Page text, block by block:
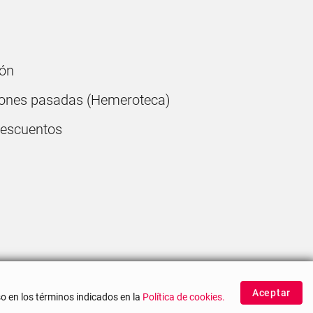
pasadas (Hemeroteca)
en los términos indicados en la Política de cookies. Aceptar